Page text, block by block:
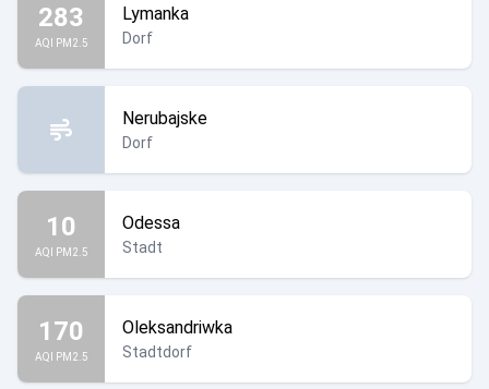
283
AQI PM2.5
Lymanka
Dorf
Nerubajske
Dorf
10
AQI PM2.5
Odessa
Stadt
170
AQI PM2.5
Oleksandriwka
Stadtdorf